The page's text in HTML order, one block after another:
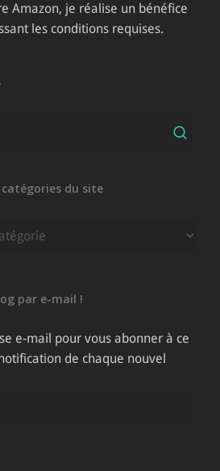
Amazon, je réalise un bénéfice
les conditions requises.
du site
par e-mail !
e-mail pour vous abonner à ce
de chaque nouvel